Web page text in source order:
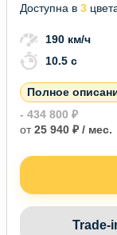
Доступна в 3
190 км/ч
10.5 c
Полное
- 434 800 ₽
от25 940 ₽ / мес.
Trade-